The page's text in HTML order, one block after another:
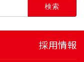
採用情報